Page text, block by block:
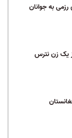
به جوانان
یک زن نترس